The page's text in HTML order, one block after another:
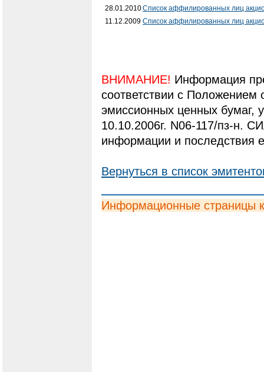
28.01.2010Список аффилированных лиц
11.12.2009 Список аффилированных лиц
ВНИМАНИЕ! Информация
соответствии с
эмиссионных ценных
10.10.2006г. N06-117/пз-н.
информации и последствия
Вернуться в список
Информационные страницы